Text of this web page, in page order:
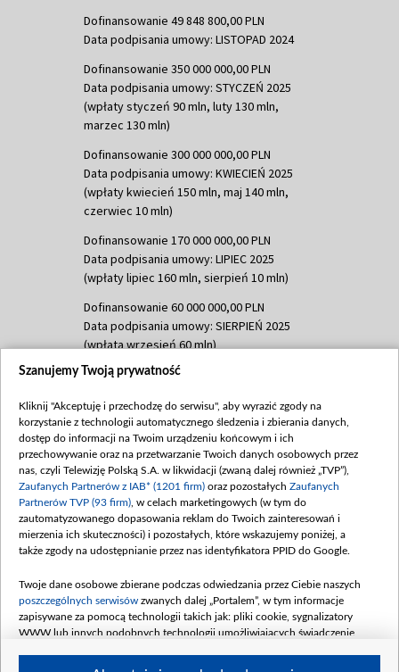
Dofinansowanie 49 848 800,00 PLN
Data podpisania umowy: LISTOPAD 2024
Dofinansowanie 350 000 000,00 PLN
Data podpisania umowy: STYCZEŃ 2025
(wpłaty styczeń 90 mln, luty 130 mln,
marzec 130 mln)
Dofinansowanie 300 000 000,00 PLN
Data podpisania umowy: KWIECIEŃ 2025
(wpłaty kwiecień 150 mln, maj 140 mln,
czerwiec 10 mln)
Dofinansowanie 170 000 000,00 PLN
Data podpisania umowy: LIPIEC 2025
(wpłaty lipiec 160 mln, sierpień 10 mln)
Dofinansowanie 60 000 000,00 PLN
Data podpisania umowy: SIERPIEŃ 2025
(wpłata wrzesień 60 mln)
Dofinansowanie 635 783 051,21 PLN
(wpłata wrzesień 100 mln, październik 350
mln, listopad 265 mln)
Dofinansowanie 48 862 000,00 PLN
Data podpisania umowy: GRUDZIEŃ 2025
(wpłata grudzień 60,548 mln)
Dofinansowanie 900 000 000,00 PLN
Data podpisania umowy: LUTY 2026 (wpłata
kwiecień 180 mln, 7 maja 180 mln, 8
czerwca 90 mln)
Dofinansowanie 250 000 000,00 PLN
4 sierpnia 250 mln
Szanujemy Twoją prywatność
Kliknij "Akceptuję i przechodzę do serwisu", aby wyrazić zgody na
korzystanie z technologii automatycznego śledzenia i zbierania danych,
dostęp do informacji na Twoim urządzeniu końcowym i ich
przechowywanie oraz na przetwarzanie Twoich danych osobowych przez
nas, czyli Telewizję Polską S.A. w likwidacji (zwaną dalej również „TVP”),
Zaufanych Partnerów z IAB* (1201 firm) oraz pozostałych Zaufanych
Partnerów TVP (93 firm) , w celach marketingowych (w tym do
zautomatyzowanego dopasowania reklam do Twoich zainteresowań i
mierzenia ich skuteczności) i pozostałych, które wskazujemy poniżej, a
także zgody na udostępnianie przez nas identyfikatora PPID do Google.
Twoje dane osobowe zbierane podczas odwiedzania przez Ciebie naszych
poszczególnych serwisów zwanych dalej „Portalem”, w tym informacje
zapisywane za pomocą technologii takich jak: pliki cookie, sygnalizatory
WWW lub innych podobnych technologii umożliwiających świadczenie